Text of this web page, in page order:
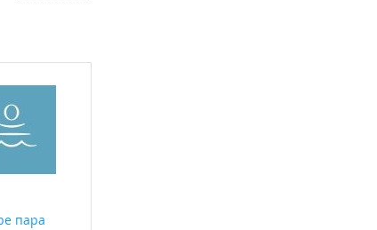
пара